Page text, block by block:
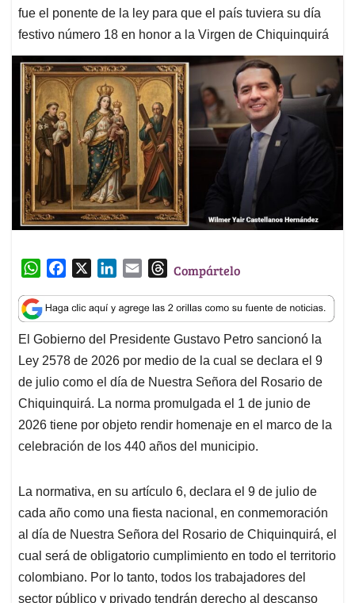
fue el ponente de la ley para que el país tuviera su día
festivo número 18 en honor a la Virgen de Chiquinquirá
W
a
t
s
A
p
p
c
e
b
o
o
k
n
k
e
d
I
n
a
i
l
T
r
e
a
d
s
Compártelo
El Gobierno del Presidente Gustavo Petro sancionó la
Ley 2578 de 2026 por medio de la cual se declara el 9
de julio como el día de Nuestra Señora del Rosario de
Chiquinquirá. La norma promulgada el 1 de junio de
2026 tiene por objeto rendir homenaje en el marco de la
celebración de los 440 años del municipio.
La normativa, en su artículo 6, declara el 9 de julio de
cada año como una fiesta nacional, en conmemoración
al día de Nuestra Señora del Rosario de Chiquinquirá, el
cual será de obligatorio cumplimiento en todo el territorio
colombiano. Por lo tanto, todos los trabajadores del
sector público y privado tendrán derecho al descanso